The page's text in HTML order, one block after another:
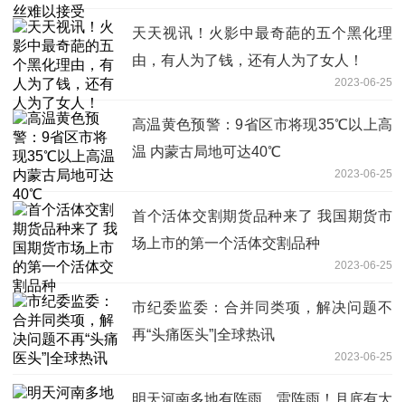
天天视讯！火影中最奇葩的五个黑化理
由，有人为了钱，还有人为了女人！
2023-06-25
高温黄色预警：9省区市将现35℃以上高
温 内蒙古局地可达40℃
2023-06-25
首个活体交割期货品种来了 我国期货市
场上市的第一个活体交割品种
2023-06-25
市纪委监委：合并同类项，解决问题不
再“头痛医头”|全球热讯
2023-06-25
明天河南多地有阵雨、雷阵雨！月底有大